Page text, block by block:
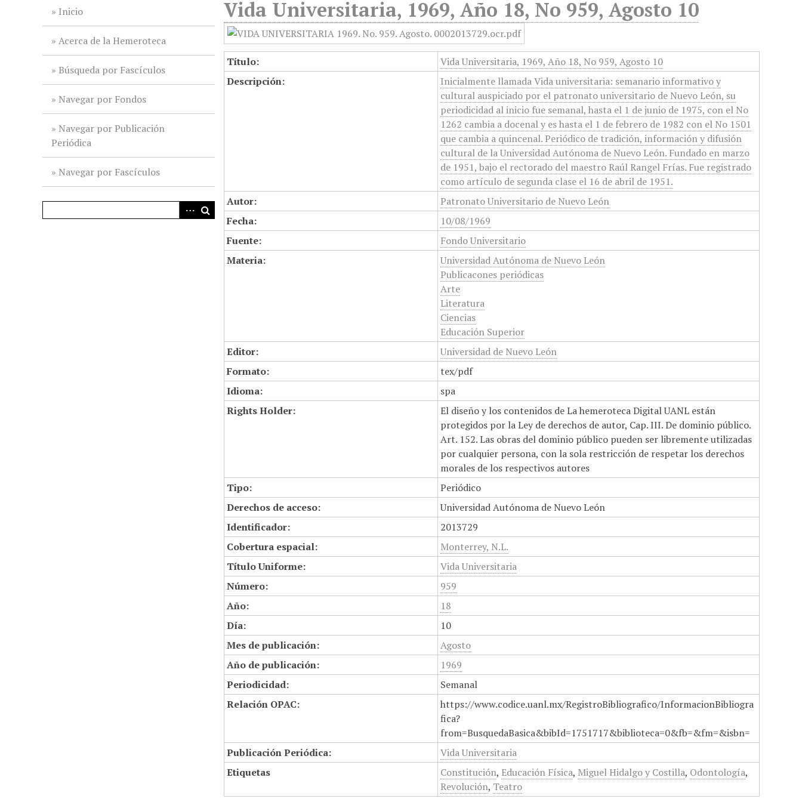
Inicio
Acerca de la Hemeroteca
Búsqueda por Fascículos
Navegar por Fondos
Navegar por Publicación
Periódica
Navegar por Fascículos
Vida Universitaria, 1969, Año 18, No 959, Agosto 10
Título:
Vida Universitaria, 1969, Año 18, No 959, Agosto 10
Descripción:
Inicialmente llamada Vida universitaria: semanario informativo y
cultural auspiciado por el patronato universitario de Nuevo León, su
periodicidad al inicio fue semanal, hasta el 1 de junio de 1975, con el No
1262 cambia a docenal y es hasta el 1 de febrero de 1982 con el No 1501
que cambia a quincenal. Periódico de tradición, información y difusión
cultural de la Universidad Autónoma de Nuevo León. Fundado en marzo
de 1951, bajo el rectorado del maestro Raúl Rangel Frías. Fue registrado
como artículo de segunda clase el 16 de abril de 1951.
Autor:
Patronato Universitario de Nuevo León
Fecha:
10/08/1969
Fuente:
Fondo Universitario
Materia:
Universidad Autónoma de Nuevo León
Publicacones periódicas
Arte
Literatura
Ciencias
Educación Superior
Editor:
Universidad de Nuevo León
Formato:
tex/pdf
Idioma:
spa
Rights Holder:
El diseño y los contenidos de La hemeroteca Digital UANL están
protegidos por la Ley de derechos de autor, Cap. III. De dominio público.
Art. 152. Las obras del dominio público pueden ser libremente utilizadas
por cualquier persona, con la sola restricción de respetar los derechos
morales de los respectivos autores
Tipo:
Periódico
Derechos de acceso:
Universidad Autónoma de Nuevo León
Identificador:
2013729
Cobertura espacial:
Monterrey, N.L.
Título Uniforme:
Vida Universitaria
Número:
959
Año:
18
Día:
10
Mes de publicación:
Agosto
Año de publicación:
1969
Periodicidad:
Semanal
Relación OPAC:
https://www.codice.uanl.mx/RegistroBibliografico/InformacionBibliogra
fica?
from=BusquedaBasica&bibId=1751717&biblioteca=0&fb=&fm=&isbn=
Publicación Periódica:
Vida Universitaria
Etiquetas
Constitución, Educación Física, Miguel Hidalgo y Costilla, Odontología,
Revolución, Teatro